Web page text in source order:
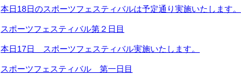
本日18日のスポーツフェスティバルは予定通り実施いたします。
スポーツフェスティバル第２日目
本日17日 スポーツフェスティバル実施いたします。
スポーツフェスティバル 第一日目